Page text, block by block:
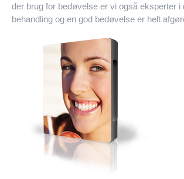
der brug for bedøvelse er vi også eksperter i
behandling og en god bedøvelse er helt